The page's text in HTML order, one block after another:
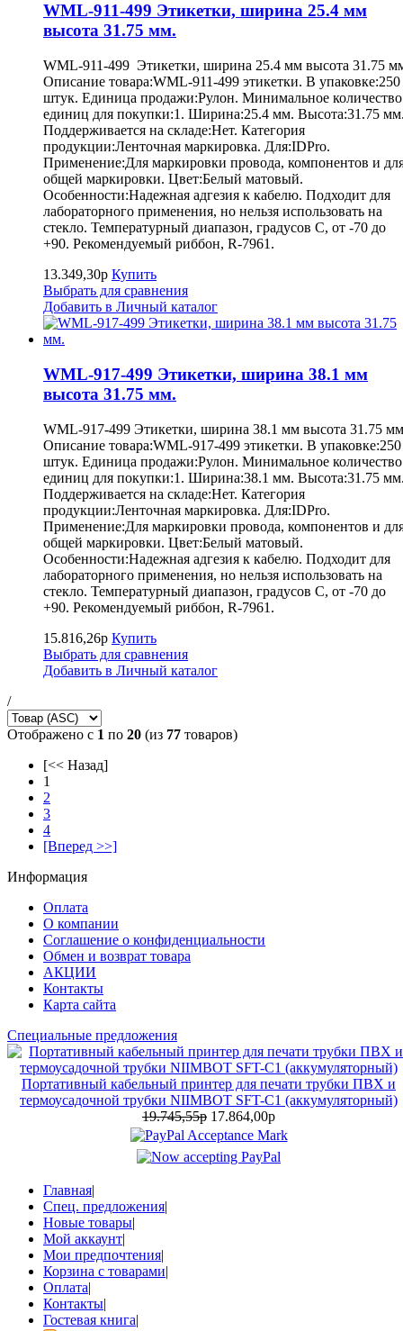
WML-911-499 Этикетки, ширина 25.4 мм
высота 31.75 мм.
WML-911-499 Этикетки, ширина 25.4 мм высота 31.75
Описание товара:WML-911-499 этикетки. В упаковке:250
штук. Единица продажи:Рулон. Минимальное количество
единиц для покупки:1. Ширина:25.4 мм. Высота:31.75
Поддерживается на складе:Нет. Категория
продукции:Ленточная маркировка. Для:IDPro.
Применение:Для маркировки провода, компонентов и
общей маркировки. Цвет:Белый матовый.
Особенности:Надежная адгезия к кабелю. Подходит для
лабораторного применения, но нельзя использовать на
стекло. Температурный диапазон, градусов С, от -70 до
+90. Рекомендуемый риббон, R-7961.
13.349,30р Купить
Выбрать для сравнения
Добавить в Личный каталог
WML-917-499 Этикетки, ширина 38.1 мм
высота 31.75 мм.
WML-917-499 Этикетки, ширина 38.1 мм высота 31.75
Описание товара:WML-917-499 этикетки. В упаковке:250
штук. Единица продажи:Рулон. Минимальное количество
единиц для покупки:1. Ширина:38.1 мм. Высота:31.75
Поддерживается на складе:Нет. Категория
продукции:Ленточная маркировка. Для:IDPro.
Применение:Для маркировки провода, компонентов и
общей маркировки. Цвет:Белый матовый.
Особенности:Надежная адгезия к кабелю. Подходит для
лабораторного применения, но нельзя использовать на
стекло. Температурный диапазон, градусов С, от -70 до
+90. Рекомендуемый риббон, R-7961.
15.816,26р Купить
Выбрать для сравнения
Добавить в Личный каталог
/
Отображено с 1 по 20 (из 77 товаров)
[<< Назад]
1
2
3
4
[Вперед >>]
Информация
Оплата
О компании
Соглашение о конфиденциальности
Обмен и возврат товара
АКЦИИ
Контакты
Карта сайта
Специальные предложения
Портативный кабельный принтер для печати трубки ПВХ и
термоусадочной трубки NIIMBOT SFT-C1 (аккумуляторный)
19.745,55р 17.864,00р
Главная|
Спец. предложения|
Новые товары|
Мой аккаунт|
Мои предпочтения|
Корзина с товарами|
Оплата|
Контакты|
Гостевая книга|